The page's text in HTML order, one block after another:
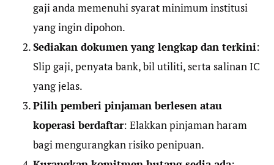
gaji anda memenuhi syarat minimum institusi
yang ingin dipohon.
Sediakan dokumen yang lengkap dan terkini:
Slip gaji, penyata bank, bil utiliti, serta salinan IC
yang jelas.
Pilih pemberi pinjaman berlesen atau
koperasi berdaftar: Elakkan pinjaman haram
bagi mengurangkan risiko penipuan.